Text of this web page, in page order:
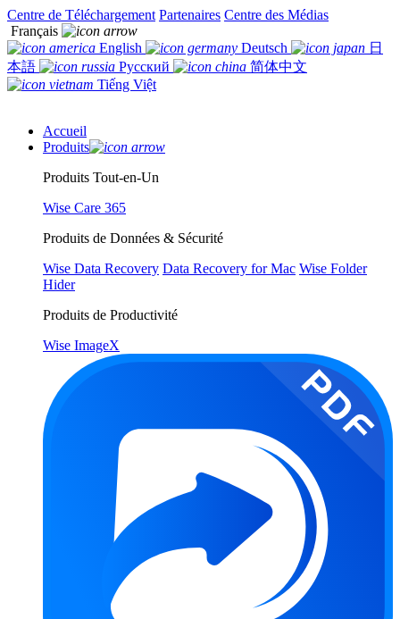
Centre de Téléchargement Partenaires Centre des Médias
Français
English
Deutsch
日
本語
Русский
简体中文
Tiếng Việt
Accueil
Produits
Produits Tout-en-Un
Wise Care 365
Produits de Données & Sécurité
Wise Data Recovery Data Recovery for Mac Wise Folder
Hider
Produits de Productivité
Wise ImageX